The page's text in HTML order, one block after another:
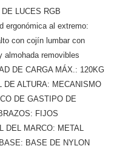
LUCES RGB
ergonómica al extremo:
con cojín lumbar con
almohada removibles
DE CARGA MÁX.: 120KG
DE ALTURA: MECANISMO
DE GASTIPO DE
FIJOS
DEL MARCO: METAL
BASE DE NYLON